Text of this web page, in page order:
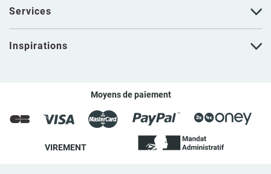
Services
Inspirations
Moyens de paiement
VIREMENT